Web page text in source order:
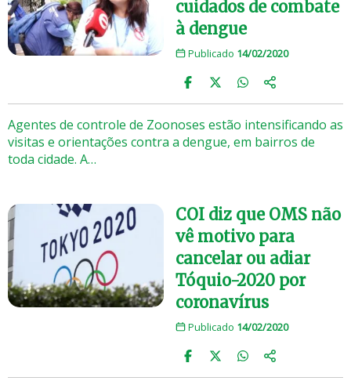
cuidados de combate
à dengue
Publicado 14/02/2020
Agentes de controle de Zoonoses estão intensificando as
visitas e orientações contra a dengue, em bairros de
toda cidade. A…
COI diz que OMS não
vê motivo para
cancelar ou adiar
Tóquio-2020 por
coronavírus
Publicado 14/02/2020